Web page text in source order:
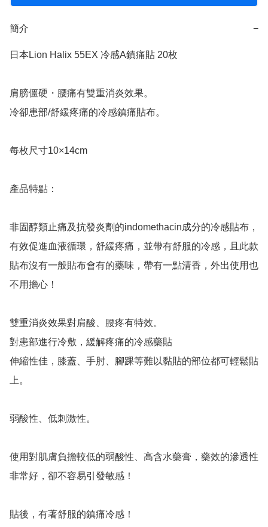
簡介 −
日本Lion Halix 55EX 冷感A鎮痛貼 20枚
肩膀僵硬・腰痛有雙重消炎效果。
冷卻患部/舒緩疼痛的冷感鎮痛貼布。
每枚尺寸10×14cm
產品特點：
非固醇類止痛及抗發炎劑的indomethacin成分的冷感貼布，
有效促進血液循環，舒緩疼痛，並帶有舒服的冷感，且此款
貼布沒有一般貼布會有的藥味，帶有一點清香，外出使用也
不用擔心！
雙重消炎效果對肩酸、腰疼有特效。
對患部進行冷敷，緩解疼痛的冷感藥貼
伸縮性佳，膝蓋、手肘、腳踝等難以黏貼的部位都可輕鬆貼
上。
弱酸性、低刺激性。
使用對肌膚負擔較低的弱酸性、高含水藥膏，藥效的滲透性
非常好，卻不容易引發敏感！
貼後，有著舒服的鎮痛冷感！